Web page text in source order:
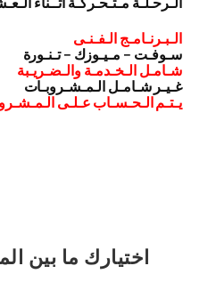
الـبـرنـامـج الـفـنـى
سـوفـت – مـيـوزك – تـنـورة
شـامـل الـخـدمـة والـضـريـبة
غـيـر شـامـل الـمـشـروبـات
يـتـم الـحـسـاب عـلـى
اختيارك ما بين